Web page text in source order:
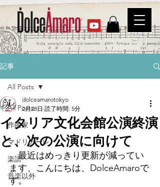
記事
All Posts
作曲家
マドリガーレ
楽譜
音楽以外
All Posts
イタリア文化会館公演終演
と、次の公演に向けて
dolceamarotokyo
2月28日 読了時間: 5分
最近はめっきり更新が減ってい
ます、こんにちは、DolceAmaroで
す。